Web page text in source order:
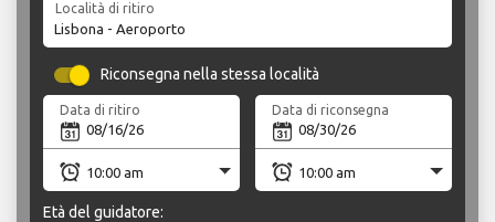
Località di ritiro
Riconsegna nella stessa località
Data di ritiro Data di riconsegna
Età del guidatore: